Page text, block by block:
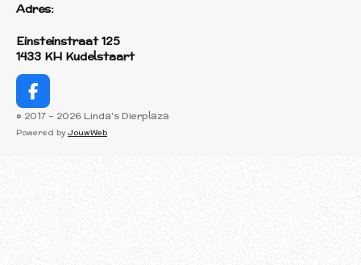
Adres:
Einsteinstraat 125
1433 KH Kudelstaart
F
a
c
© 2017 - 2026 Linda's Dierplaza
Powered by JouwWeb